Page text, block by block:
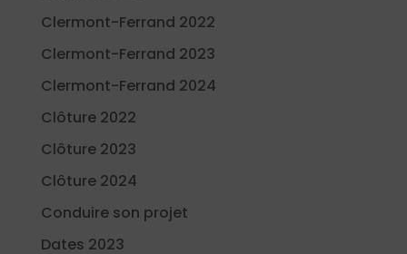
Clermont-Ferrand 2022
Clermont-Ferrand 2023
Clermont-Ferrand 2024
Clôture 2022
Clôture 2023
Clôture 2024
Conduire son projet
Dates 2023